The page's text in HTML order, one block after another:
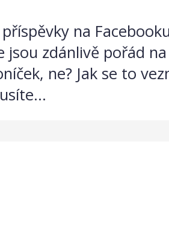
na
jsou zdánlivě pořád
ne? Jak se to